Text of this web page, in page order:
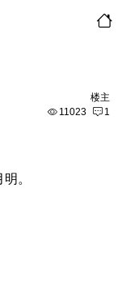
楼主
11023 1
。